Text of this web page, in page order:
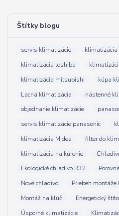
Štítky blogu
servis klimatizácie klimatizácia
klimatizácia toshiba
klimatizácia mitsubishi
kúpa
Lacná klimatizácia
nástenné
objednanie klimatizácie
servis klimatizácie panasonic
klimatizácia Midea
filter do
klimatizácia na kúrenie
Ekologické chladivo R32
Nové chladivo
Priebeh
Montáž na klúč
Energetický
Úsporné klimatizácie